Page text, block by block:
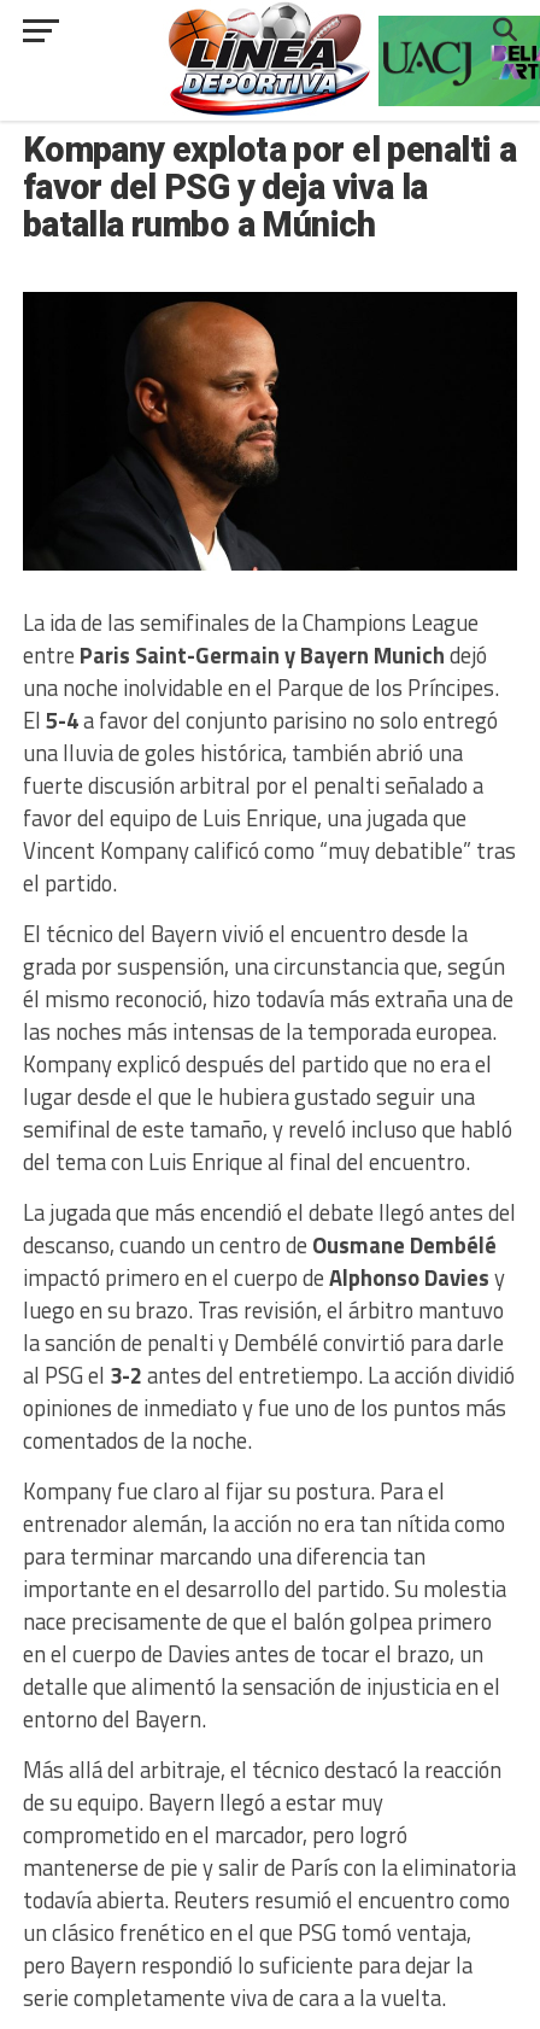
###
INTERNACIONAL
Kompany explota por el penalti a
favor del PSG y deja viva la
batalla rumbo a Múnich
La ida de las semifinales de la Champions League
entre Paris Saint-Germain y Bayern Munichdejó
una noche inolvidable en el Parque de los Príncipes.
El5-4a favor del conjunto parisino no solo entregó
una lluvia de goles histórica, también abrió una
fuerte discusión arbitral por el penalti señalado a
favor del equipo de Luis Enrique, una jugada que
Vincent Kompany calificó como “muy debatible” tras
el partido.
El técnico del Bayern vivió el encuentro desde la
grada por suspensión, una circunstancia que, según
él mismo reconoció, hizo todavía más extraña una de
las noches más intensas de la temporada europea.
Kompany explicó después del partido que no era el
lugar desde el que le hubiera gustado seguir una
semifinal de este tamaño, y reveló incluso que habló
del tema con Luis Enrique al final del encuentro.
La jugada que más encendió el debate llegó antes del
descanso, cuando un centro de Ousmane Dembélé
impactó primero en el cuerpo deAlphonso Daviesy
luego en su brazo. Tras revisión, el árbitro mantuvo
la sanción de penalti y Dembélé convirtió para darle
al PSG el 3-2antes del entretiempo. La acción dividió
opiniones de inmediato y fue uno de los puntos más
comentados de la noche.
Kompany fue claro al fijar su postura. Para el
entrenador alemán, la acción no era tan nítida como
para terminar marcando una diferencia tan
importante en el desarrollo del partido. Su molestia
nace precisamente de que el balón golpea primero
en el cuerpo de Davies antes de tocar el brazo, un
detalle que alimentó la sensación de injusticia en el
entorno del Bayern.
Más allá del arbitraje, el técnico destacó la reacción
de su equipo. Bayern llegó a estar muy
comprometido en el marcador, pero logró
mantenerse de pie y salir de París con la eliminatoria
todavía abierta. Reuters resumió el encuentro como
un clásico frenético en el que PSG tomó ventaja,
pero Bayern respondió lo suficiente para dejar la
serie completamente viva de cara a la vuelta.